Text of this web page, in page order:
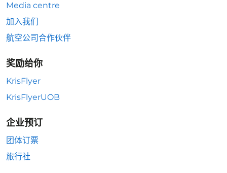
Media centre
加入我们
航空公司合作伙伴
奖励给你
KrisFlyer
KrisFlyerUOB
企业预订
团体订票
旅行社